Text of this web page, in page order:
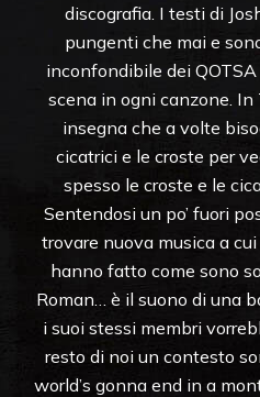
discografia. I testi di
pungenti che mai e
inconfondibile dei
scena in ogni canzone.
insegna che a volte
cicatrici e le croste per
spesso le croste e le
Sentendosi un po’ fuori
trovare nuova musica a
hanno fatto come sono
Roman… è il suono di una
i suoi stessi membri
resto di noi un contesto
world’s gonna end in a